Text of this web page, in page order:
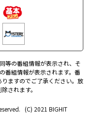
等の番組情報が表示され、そ
番組情報が表示されます。番
ますのでご了承ください。放
されます。
(C) 2021 BIGHIT